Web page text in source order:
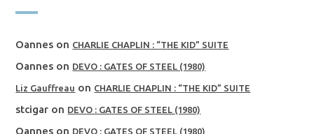
Oannes on CHARLIE CHAPLIN : “THE KID” SUITE
Oannes on DEVO : GATES OF STEEL (1980)
Liz Gauffreau on CHARLIE CHAPLIN : “THE KID” SUITE
stcigar on DEVO : GATES OF STEEL (1980)
Oannes on DEVO : GATES OF STEEL (1980)